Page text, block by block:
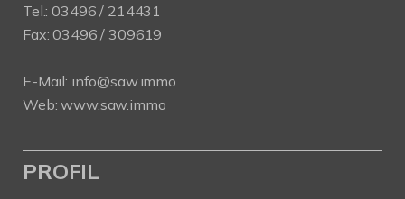
Tel.:03496 / 214431
Fax: 03496 / 309619
E-Mail: info@saw.immo
Web:www.saw.immo
PROFIL